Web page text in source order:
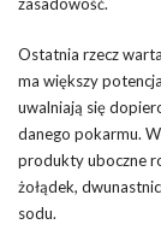
Ostatnia rzecz
ma większy
uwalniają się
danego pokarmu.
produkty uboczne
żołądek,
sodu.